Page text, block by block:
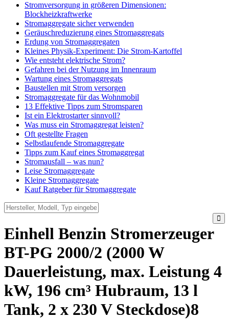
Stromversorgung in größeren Dimensionen:
Blockheizkraftwerke
Stromaggregate sicher verwenden
Geräuschreduzierung eines Stromaggregats
Erdung von Stromaggregaten
Kleines Physik-Experiment: Die Strom-Kartoffel
Wie entsteht elektrische Strom?
Gefahren bei der Nutzung im Innenraum
Wartung eines Stromaggregats
Baustellen mit Strom versorgen
Stromaggregate für das Wohnmobil
13 Effektive Tipps zum Stromsparen
Ist ein Elektrostarter sinnvoll?
Was muss ein Stromaggregat leisten?
Oft gestellte Fragen
Selbstlaufende Stromaggregate
Tipps zum Kauf eines Stromaggregat
Stromausfall – was nun?
Leise Stromaggregate
Kleine Stromaggregate
Kauf Ratgeber für Stromaggregate
Einhell Benzin Stromerzeuger
BT-PG 2000/2 (2000 W
Dauerleistung, max. Leistung 4
kW, 196 cm³ Hubraum, 13 l
Tank, 2 x 230 V Steckdose)8